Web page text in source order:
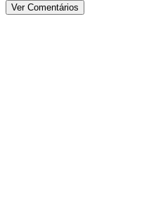
Ver Comentários